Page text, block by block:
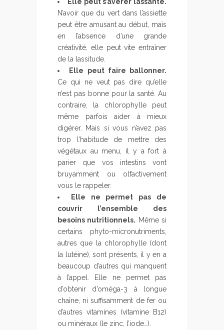
N’avoir que du vert dans l’assiette
peut être amusant au début, mais
en l’absence d’une grande
créativité, elle peut vite entraîner
de la lassitude.
Elle peut faire ballonner.
Ce qui ne veut pas dire qu’elle
n’est pas bonne pour la santé. Au
contraire, la chlorophylle peut
même parfois aider à mieux
digérer. Mais si vous n’avez pas
trop l’habitude de mettre des
végétaux au menu, il y a fort à
parier que vos intestins vont
bruyamment ou olfactivement
vous le rappeler.
Elle ne permet pas de
couvrir l’ensemble des
besoins nutritionnels. Même si
certains phyto-micronutriments,
autres que la chlorophylle (dont
la lutéine), sont présents, il y en a
beaucoup d’autres qui manquent
à l’appel. Elle ne permet pas
d’obtenir d’oméga-3 à longue
chaîne, ni suffisamment de fer ou
d’autres vitamines (vitamine B12)
ou minéraux (le zinc, l’iode…).